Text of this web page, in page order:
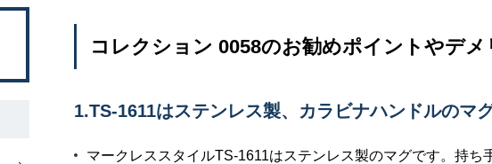
コレクション 0058のお勧めポイントやデメ
1.TS-1611はステンレス製、カラビナハンドルのマ
マークレススタイルTS-1611はステンレス製のマグです。持